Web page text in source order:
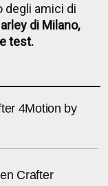
degli amici di
di Milano,
test.
4Motion by
Crafter